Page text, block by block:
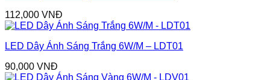
112,000 VNĐ
LED Dây Ánh Sáng Trắng 6W/M – LDT01
90,000 VNĐ